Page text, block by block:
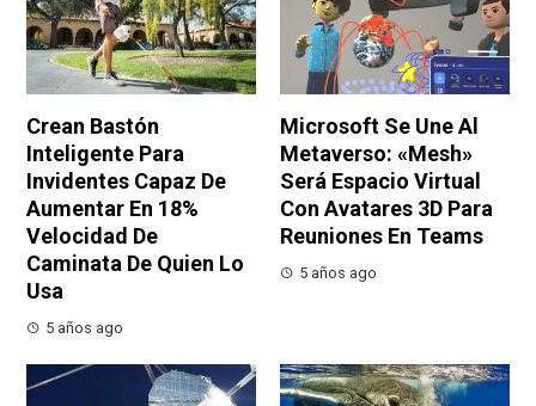
Crean Bastón
Inteligente Para
Invidentes Capaz De
Aumentar En 18%
Velocidad De
Caminata De Quien Lo
Usa
5 años ago
Microsoft Se Une Al
Metaverso: «Mesh»
Será Espacio Virtual
Con Avatares 3D Para
Reuniones En Teams
5 años ago